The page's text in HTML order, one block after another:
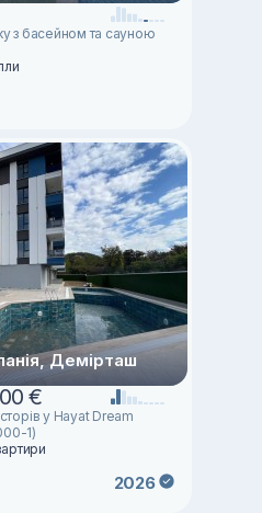
з басейном та сауною
Демірташ
€
у Hayat Dream
1)
2026